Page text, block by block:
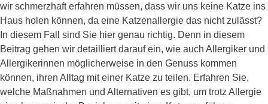
wir schmerzhaft erfahren müssen, dass wir uns keine Katze ins
Haus holen können, da eine Katzenallergie das nicht zulässt?
In diesem Fall sind Sie hier genau richtig. Denn in diesem
Beitrag gehen wir detailliert darauf ein, wie auch Allergiker und
Allergikerinnen möglicherweise in den Genuss kommen
können, ihren Alltag mit einer Katze zu teilen. Erfahren Sie,
welche Maßnahmen und Alternativen es gibt, um trotz Allergie